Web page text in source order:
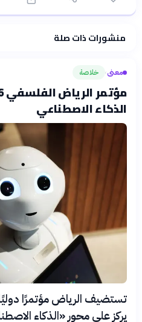
فلسفتنا المعرفية· سياسة الذكاء الاصطناعيمنشورات ذات صلة
معنى› خلاصة
الذكاء الاصطناعي
يركز على محور «الذكاء